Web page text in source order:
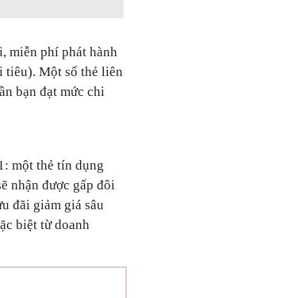
miễn phí phát hành
tiêu). Một số thẻ liên
bạn đạt mức chi
một thẻ tín dụng
nhận được gấp đôi
đãi giảm giá sâu
biệt từ doanh